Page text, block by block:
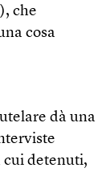
che
cosa
dà una
cui detenuti,